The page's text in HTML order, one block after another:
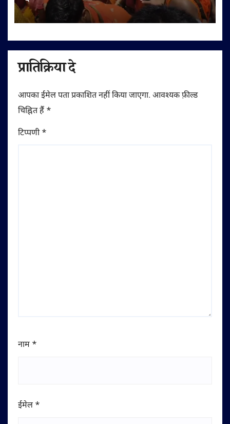
देवघर रवाना
प्रातिक्रिया दे
आपका ईमेल पता प्रकाशित नहीं किया जाएगा. आवश्यक फ़ील्ड
चिह्नित हैं *
टिप्पणी*
नाम *
ईमेल *